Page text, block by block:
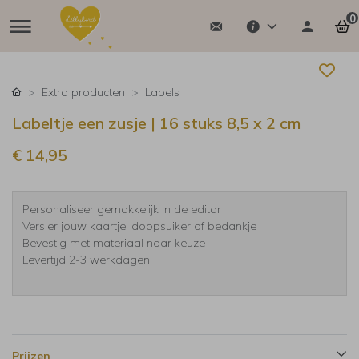
0
Extra producten Labels
Labeltje een zusje | 16 stuks 8,5 x 2 cm
€ 14,95
Personaliseer gemakkelijk in de editor
Versier jouw kaartje, doopsuiker of bedankje
Bevestig met materiaal naar keuze
Levertijd 2-3 werkdagen
Prijzen